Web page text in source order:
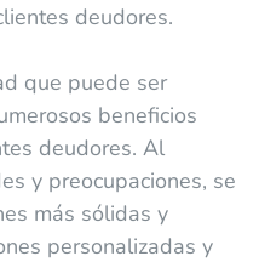
deudores.
que puede ser
beneficios
deudores. Al
y preocupaciones, se
más sólidas y
personalizadas y